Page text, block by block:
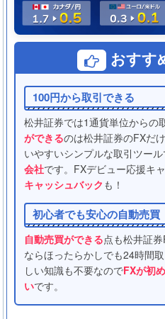
おすす
100円から取引できる
松井証券では1通貨単位からの
ができるのは松井証券のFXだ
いやすいシンプルな取引ツー
会社です。FXデビュー応援キャ
キャッシュバック も！
初心者でも安心の自動売買
自動売買ができる点も松井証
ならほったらかしでも24時間
しい知識も不要なのでFXが初
いです。